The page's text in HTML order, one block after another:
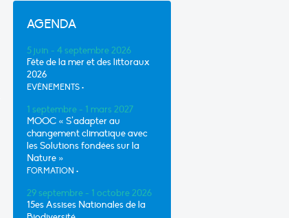
AGENDA
5 juin - 4 septembre 2026
Fête de la mer et des littoraux
2026
EVÈNEMENTS •
1 septembre - 1 mars 2027
MOOC « S’adapter au
changement climatique avec
les Solutions fondées sur la
Nature »
FORMATION •
29 septembre - 1 octobre 2026
15es Assises Nationales de la